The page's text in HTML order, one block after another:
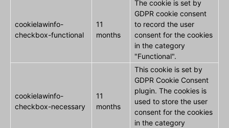
cookielawinfo-
checkbox-functional
11
months
The cookie is set by
GDPR cookie consent
to record the user
consent for the cookies
in the category
"Functional".
cookielawinfo-
checkbox-necessary
11
months
This cookie is set by
GDPR Cookie Consent
plugin. The cookies is
used to store the user
consent for the cookies
in the category